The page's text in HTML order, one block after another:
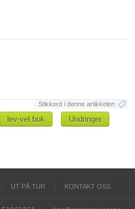
Stikkord i denne artikkelen
lev-vel bok Undringer
UT PÅ TUR KONTAKT OSS